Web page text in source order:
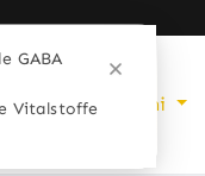
I tuoi bisogni